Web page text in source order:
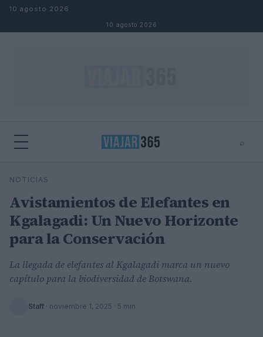
Saltar al contenido
10 agosto 2026
10 agosto 2026
⌕
Buscar
NOTICIAS
Avistamientos de Elefantes en
Kgalagadi: Un Nuevo Horizonte
para la Conservación
La llegada de elefantes al Kgalagadi marca un nuevo
capítulo para la biodiversidad de Botswana.
Staff · noviembre 1, 2025 · 5 min